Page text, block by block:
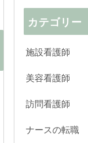
カテゴリー
施設看護師
美容看護師
訪問看護師
ナースの転職